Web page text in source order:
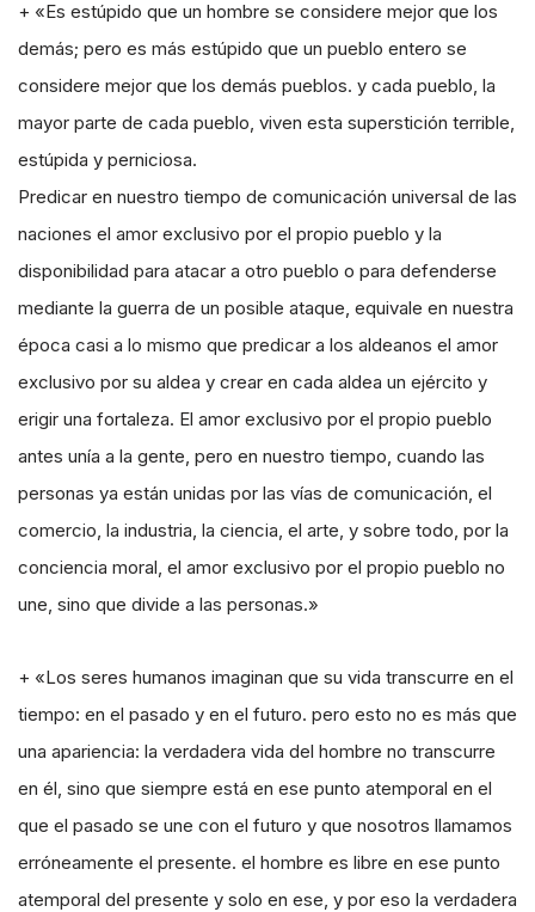
+ «Es estúpido que un hombre se considere mejor que los
demás; pero es más estúpido que un pueblo entero se
considere mejor que los demás pueblos. y cada pueblo, la
mayor parte de cada pueblo, viven esta superstición terrible,
estúpida y perniciosa.
Predicar en nuestro tiempo de comunicación universal de las
naciones el amor exclusivo por el propio pueblo y la
disponibilidad para atacar a otro pueblo o para defenderse
mediante la guerra de un posible ataque, equivale en nuestra
época casi a lo mismo que predicar a los aldeanos el amor
exclusivo por su aldea y crear en cada aldea un ejército y
erigir una fortaleza. El amor exclusivo por el propio pueblo
antes unía a la gente, pero en nuestro tiempo, cuando las
personas ya están unidas por las vías de comunicación, el
comercio, la industria, la ciencia, el arte, y sobre todo, por la
conciencia moral, el amor exclusivo por el propio pueblo no
une, sino que divide a las personas.»
+ «Los seres humanos imaginan que su vida transcurre en el
tiempo: en el pasado y en el futuro. pero esto no es más que
una apariencia: la verdadera vida del hombre no transcurre
en él, sino que siempre está en ese punto atemporal en el
que el pasado se une con el futuro y que nosotros llamamos
erróneamente el presente. el hombre es libre en ese punto
atemporal del presente y solo en ese, y por eso la verdadera